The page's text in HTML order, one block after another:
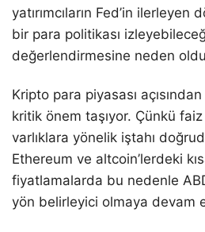
yatırımcıların Fed’in
bir para politikası
değerlendirmesine neden
Kripto para piyasası
kritik önem taşıyor. Çünkü
varlıklara yönelik iştahı
Ethereum ve altcoin’lerdeki
fiyatlamalarda bu nedenle
yön belirleyici olmaya devam